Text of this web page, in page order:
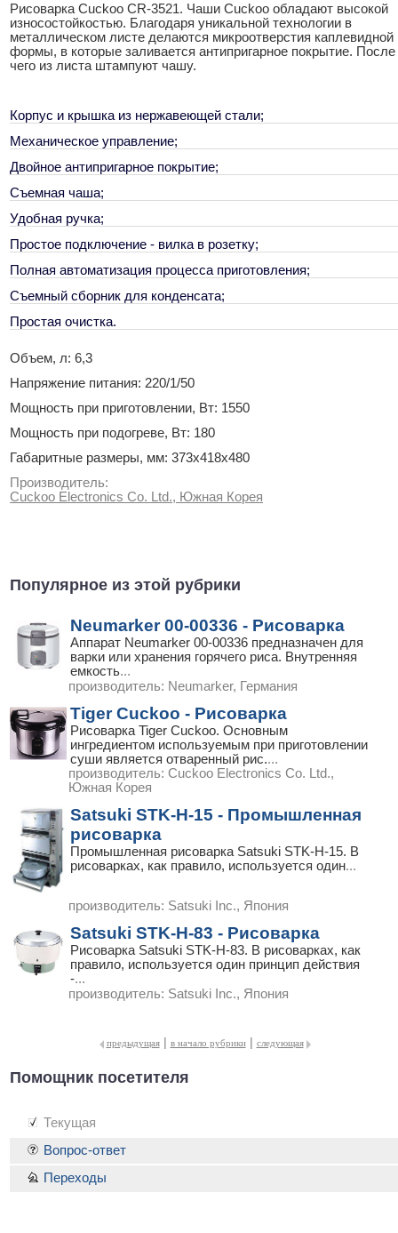
Рисоварка Cuckoo CR-3521. Чаши Cuckoo обладают высокой
износостойкостью. Благодаря уникальной технологии в
металлическом листе делаются микроотверстия каплевидной
формы, в которые заливается антипригарное покрытие. После
чего из листа штампуют чашу.
Корпус и крышка из нержавеющей стали;
Механическое управление;
Двойное антипригарное покрытие;
Съемная чаша;
Удобная ручка;
Простое подключение - вилка в розетку;
Полная автоматизация процесса приготовления;
Съемный сборник для конденсата;
Простая очистка.
Объем, л: 6,3
Напряжение питания: 220/1/50
Мощность при приготовлении, Вт: 1550
Мощность при подогреве, Вт: 180
Габаритные размеры, мм: 373х418х480
Производитель:
Cuckoo Electronics Co. Ltd., Южная Корея
Популярное из этой рубрики
Neumarker 00-00336 - Рисоварка
Аппарат Neumarker 00-00336 предназначен для
варки или хранения горячего риса. Внутренняя
емкость...
производитель: Neumarker, Германия
Tiger Cuckoo - Рисоварка
Рисоварка Tiger Cuckoo. Основным
ингредиентом используемым при приготовлении
суши является отваренный рис....
производитель: Cuckoo Electronics Co. Ltd.,
Южная Корея
Satsuki STK-H-15 - Промышленная
рисоварка
Промышленная рисоварка Satsuki STK-H-15. В
рисоварках, как правило, используется один...
производитель: Satsuki Inc., Япония
Satsuki STK-H-83 - Рисоварка
Рисоварка Satsuki STK-H-83. В рисоварках, как
правило, используется один принцип действия
-...
производитель: Satsuki Inc., Япония
предыдущая | в начало рубрики | следующая
Помощник посетителя
Текущая
Вопрос-ответ
Переходы